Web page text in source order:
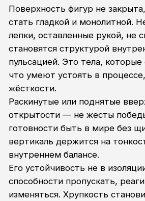
2009 - 2014ЕХУ им. Шадра. Екатеринбург
2014 - 2020Cанкт-Петербургская Академия
Ю.Калюты
ИЗБРАННЫЕ ВЫСТАВКИ
2019Мастер-класс. Участие в выставке.
Николаевский дворец. Санкт-Петербург.
2020Мастер-класс. Персональная выставка
живописных работ. Библиотека им.
Прокофьева. Санкт-Петербург.
2022Персональная выставка живописных
работ. Библиотека им. Прокофьева. Санкт-